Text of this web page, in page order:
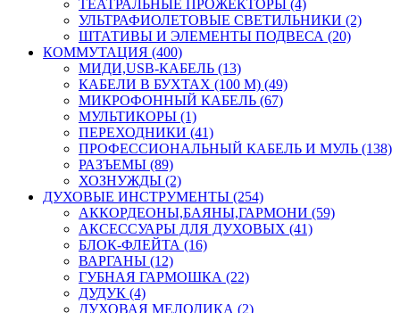
ТЕАТРАЛЬНЫЕ ПРОЖЕКТОРЫ (4)
УЛЬТРАФИОЛЕТОВЫЕ СВЕТИЛЬНИКИ (2)
ШТАТИВЫ И ЭЛЕМЕНТЫ ПОДВЕСА (20)
КОММУТАЦИЯ (400)
МИДИ,USB-КАБЕЛЬ (13)
КАБЕЛИ В БУХТАХ (100 М) (49)
МИКРОФОННЫЙ КАБЕЛЬ (67)
МУЛЬТИКОРЫ (1)
ПЕРЕХОДНИКИ (41)
ПРОФЕССИОНАЛЬНЫЙ КАБЕЛЬ И МУЛЬ (138)
РАЗЪЕМЫ (89)
ХОЗНУЖДЫ (2)
ДУХОВЫЕ ИНСТРУМЕНТЫ (254)
АККОРДЕОНЫ,БАЯНЫ,ГАРМОНИ (59)
АКСЕССУАРЫ ДЛЯ ДУХОВЫХ (41)
БЛОК-ФЛЕЙТА (16)
ВАРГАНЫ (12)
ГУБНАЯ ГАРМОШКА (22)
ДУДУК (4)
ДУХОВАЯ МЕЛОДИКА (2)